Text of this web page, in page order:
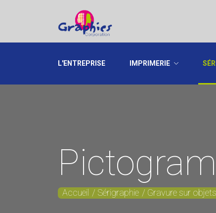
Accueil Sérigraphie Gravure sur objets
L'ENTREPRISE IMPRIMERIE